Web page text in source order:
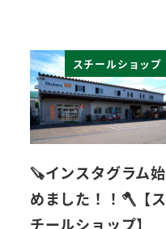
スチールショップ
🪚インスタグラム始
めました！！🪓【ス
チールショップ】